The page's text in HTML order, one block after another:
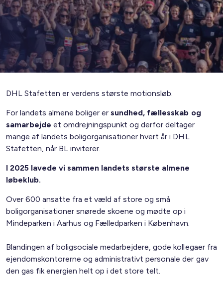
DHL Stafetten er verdens største motionsløb.
For landets almene boliger ersundhed, fællesskab og
samarbejde et omdrejningspunkt og derfor deltager
mange af landets boligorganisationer hvert år i DHL
Stafetten, når BL inviterer.
I 2025 lavede vi sammen landets største almene
løbeklub.
Over 600 ansatte fra et væld af store og små
boligorganisationer snørede skoene og mødte op i
Mindeparken i Aarhus og Fælledparken i København.
Blandingen af boligsociale medarbejdere, gode kollegaer fra
ejendomskontorerne og administrativt personale der gav
den gas fik energien helt op i det store telt.